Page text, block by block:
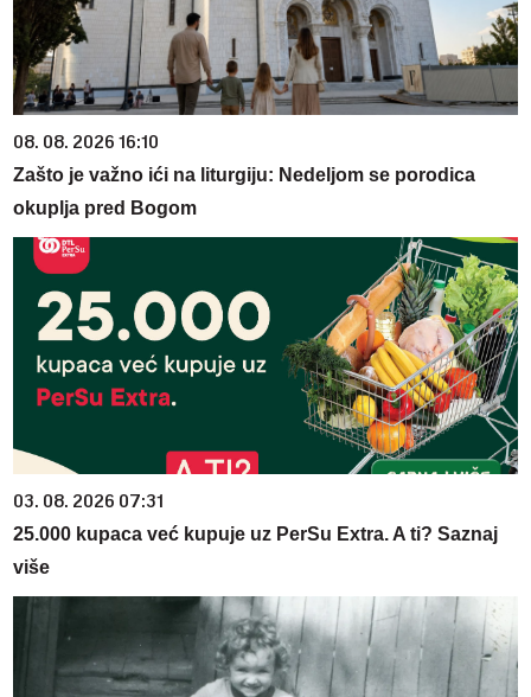
08. 08. 2026 16:10
Zašto je važno ići na liturgiju: Nedeljom se porodica
okuplja pred Bogom
03. 08. 2026 07:31
25.000 kupaca već kupuje uz PerSu Extra. A ti? Saznaj
više